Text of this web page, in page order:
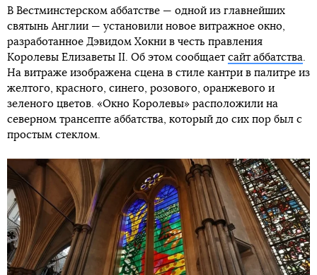
В Вестминстерском аббатстве — одной из главнейших
святынь Англии — установили новое витражное окно,
разработанное Дэвидом Хокни в честь правления
Королевы Елизаветы II. Об этом сообщает сайт аббатства.
На витраже изображена сцена в стиле кантри в палитре из
желтого, красного, синего, розового, оранжевого и
зеленого цветов. «Окно Королевы» расположили на
северном трансепте аббатства, который до сих пор был с
простым стеклом.